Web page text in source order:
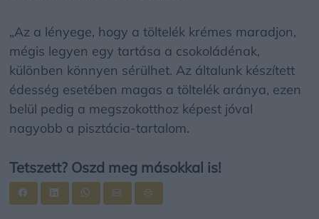
„Az a lényege, hogy a töltelék krémes maradjon,
mégis legyen egy tartása a csokoládénak,
különben könnyen sérülhet. Az általunk készített
édesség esetében magas a töltelék aránya, ezen
belül pedig a megszokotthoz képest jóval
nagyobb a pisztácia-tartalom.
Tetszett? Oszd meg másokkal is!